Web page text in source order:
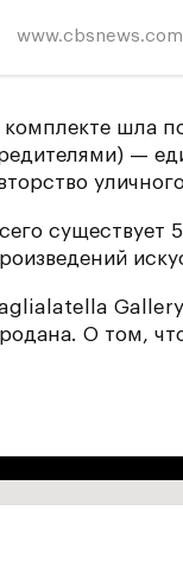
www.cbsnews.com
комплекте шла
—
существует
О том,